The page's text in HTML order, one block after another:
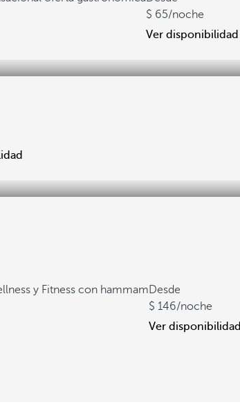
65/noche
Ver disponibilidad
y Fitness con hammamDesde
146/noche
Ver disponibilidad